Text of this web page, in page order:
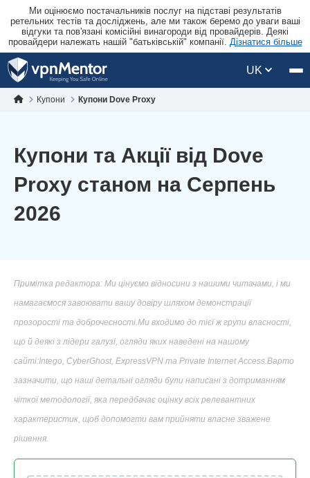
Ми оцінюємо постачальників послуг на підставі результатів
ретельних тестів та досліджень, але ми також беремо до уваги ваші
відгуки та пов'язані комісійні винагороди від провайдерів. Деякі
провайдери належать нашій "батьківській" компанії. Дізнатися більше
UK
Купони Купони Dove Proxy
Купони та Акції від Dove
Proxy станом на Серпень
2026
Примітка редактора: Ми цінуємо відносини з нашими читачами, і ми
намагаємося завоювати вашу довіру шляхом демонстрації
прозорості та доброчесності.Ми входимо до тієї ж групи власності,
що й деякі з лідери галузі, огляди яких наведені на нашому
сайті:Intego, CyberGhost, ExpressVPN та Private Internet Access.Варто
зазначити, що наші детальні огляди були написані з дотриманням
чіткої методології, яка передбачає оцінку всіх релевантних
характеристик, щоб допомогти вам прийняти власне зважене
рішення.